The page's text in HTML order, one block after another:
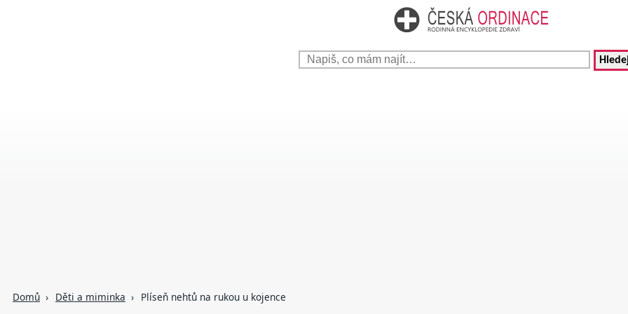
Domů Děti a miminka Plíseň nehtů na rukou u kojence